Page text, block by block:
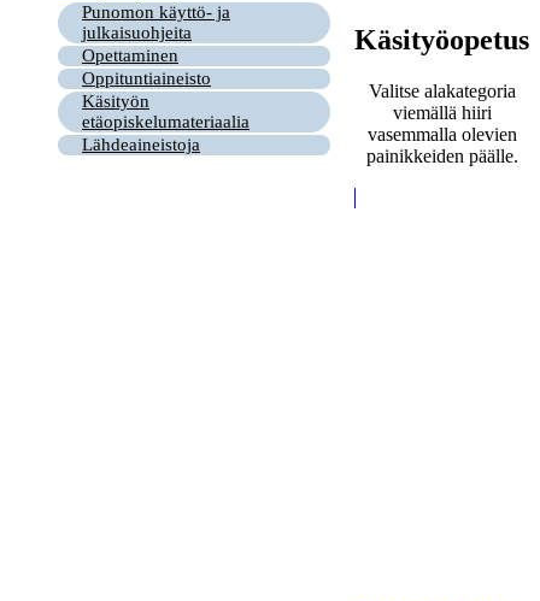
Punomon käyttö- ja
julkaisuohjeita
Opettaminen
Oppituntiaineisto
Käsityön
etäopiskelumateriaalia
Lähdeaineistoja
Käsityöopetus
Valitse alakategoria
viemällä hiiri
vasemmalla olevien
painikkeiden päälle.